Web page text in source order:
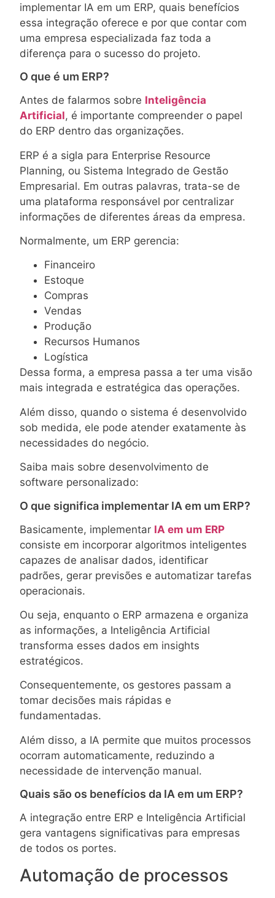
implementar IA em um ERP, quais benefícios
essa integração oferece e por que contar com
uma empresa especializada faz toda a
diferença para o sucesso do projeto.
O que é um ERP?
Antes de falarmos sobre Inteligência
Artificial, é importante compreender o papel
do ERP dentro das organizações.
ERP é a sigla para Enterprise Resource
Planning, ou Sistema Integrado de Gestão
Empresarial. Em outras palavras, trata-se de
uma plataforma responsável por centralizar
informações de diferentes áreas da empresa.
Normalmente, um ERP gerencia:
Financeiro
Estoque
Compras
Vendas
Produção
Recursos Humanos
Logística
Dessa forma, a empresa passa a ter uma visão
mais integrada e estratégica das operações.
Além disso, quando o sistema é desenvolvido
sob medida, ele pode atender exatamente às
necessidades do negócio.
Saiba mais sobre desenvolvimento de
software personalizado:
O que significa implementar IA em um ERP?
Basicamente, implementar IA em um ERP
consiste em incorporar algoritmos inteligentes
capazes de analisar dados, identificar
padrões, gerar previsões e automatizar tarefas
operacionais.
Ou seja, enquanto o ERP armazena e organiza
as informações, a Inteligência Artificial
transforma esses dados em insights
estratégicos.
Consequentemente, os gestores passam a
tomar decisões mais rápidas e
fundamentadas.
Além disso, a IA permite que muitos processos
ocorram automaticamente, reduzindo a
necessidade de intervenção manual.
Quais são os benefícios da IA em um ERP?
A integração entre ERP e Inteligência Artificial
gera vantagens significativas para empresas
de todos os portes.
Automação de processos